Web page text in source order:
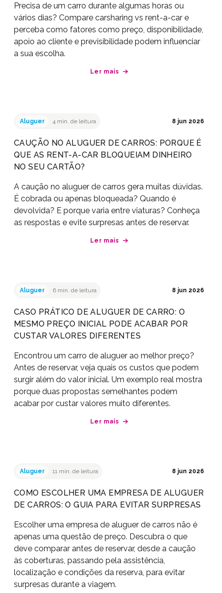
Precisa de um carro durante algumas horas ou
vários dias? Compare carsharing vs rent-a-car e
perceba como fatores como preço, disponibilidade,
apoio ao cliente e previsibilidade podem influenciar
a sua escolha.
Ler mais
Aluguer 4 min. de leitura 8 jun 2026
CAUÇÃO NO ALUGUER DE CARROS: PORQUE É
QUE AS RENT-A-CAR BLOQUEIAM DINHEIRO
NO SEU CARTÃO?
A caução no aluguer de carros gera muitas dúvidas.
É cobrada ou apenas bloqueada? Quando é
devolvida? E porque varia entre viaturas? Conheça
as respostas e evite surpresas antes de reservar.
Ler mais
Aluguer 6 min. de leitura 8 jun 2026
CASO PRÁTICO DE ALUGUER DE CARRO: O
MESMO PREÇO INICIAL PODE ACABAR POR
CUSTAR VALORES DIFERENTES
Encontrou um carro de aluguer ao melhor preço?
Antes de reservar, veja quais os custos que podem
surgir além do valor inicial. Um exemplo real mostra
porque duas propostas semelhantes podem
acabar por custar valores muito diferentes.
Ler mais
Aluguer 11 min. de leitura 8 jun 2026
COMO ESCOLHER UMA EMPRESA DE ALUGUER
DE CARROS: O GUIA PARA EVITAR SURPRESAS
Escolher uma empresa de aluguer de carros não é
apenas uma questão de preço. Descubra o que
deve comparar antes de reservar, desde a caução
às coberturas, passando pela assistência,
localização e condições da reserva, para evitar
surpresas durante a viagem.